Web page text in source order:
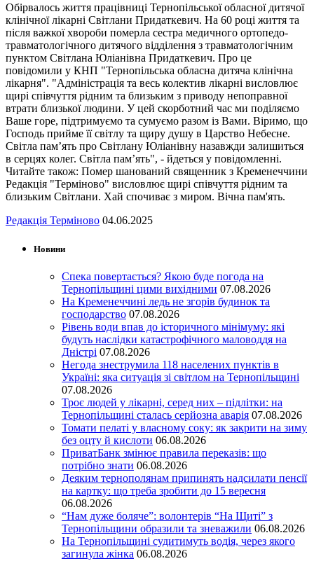
Обірвалось життя працівниці Тернопільської обласної дитячої
клінічної лікарні Світлани Придаткевич. На 60 році життя та
після важкої хвороби померла сестра медичного ортопедо-
травматологічного дитячого відділення з травматологічним
пунктом Світлана Юліанівна Придаткевич. Про це
повідомили у КНП "Тернопільська обласна дитяча клінічна
лікарня". "Адміністрація та весь колектив лікарні висловлює
щирі співчуття рідним та близьким з приводу непоправної
втрати близької людини. У цей скорботний час ми поділяємо
Ваше горе, підтримуємо та сумуємо разом із Вами. Віримо, що
Господь прийме її світлу та щиру душу в Царство Небесне.
Світла пам’ять про Світлану Юліанівну назавжди залишиться
в серцях колег. Світла пам’ять", - йдеться у повідомленні.
Читайте також: Помер шанований священник з Кременеччини
Редакція "Терміново" висловлює щирі співчуття рідним та
близьким Світлани. Хай спочиває з миром. Вічна пам'ять.
Редакція Терміново 04.06.2025
Новини
Спека повертається? Якою буде погода на
Тернопільщині цими вихідними 07.08.2026
На Кременеччині ледь не згорів будинок та
господарство 07.08.2026
Рівень води впав до історичного мінімуму: які
будуть наслідки катастрофічного маловоддя на
Дністрі 07.08.2026
Негода знеструмила 118 населених пунктів в
Україні: яка ситуація зі світлом на Тернопільщині
07.08.2026
Троє людей у лікарні, серед них – підлітки: на
Тернопільщині сталась серйозна аварія 07.08.2026
Томати пелаті у власному соку: як закрити на зиму
без оцту й кислоти 06.08.2026
ПриватБанк змінює правила переказів: що
потрібно знати 06.08.2026
Деяким тернополянам припинять надсилати пенсії
на картку: що треба зробити до 15 вересня
06.08.2026
“Нам дуже боляче”: волонтерів “На Щиті” з
Тернопільщини образили та зневажили 06.08.2026
На Тернопільщині судитимуть водія, через якого
загинула жінка 06.08.2026